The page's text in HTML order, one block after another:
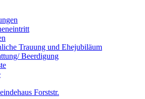
Trauung und Ehejubiläum
Beerdigung
Forststr.